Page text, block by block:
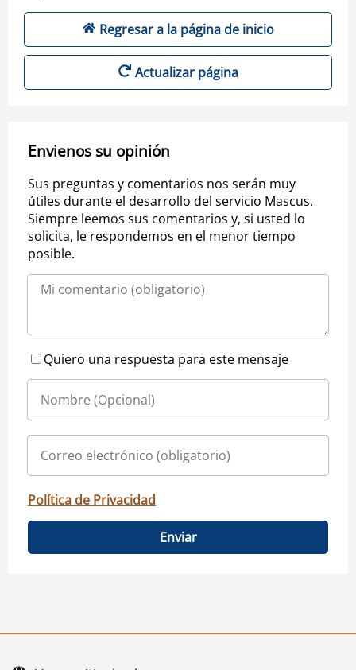
Regresar a la página de inicio
Actualizar página
Envienos su opinión
Sus preguntas y comentarios nos serán muy
útiles durante el desarrollo del servicio Mascus.
Siempre leemos sus comentarios y, si usted lo
solicita, le respondemos en el menor tiempo
posible.
Quiero una respuesta para este mensaje
Política de Privacidad
Enviar